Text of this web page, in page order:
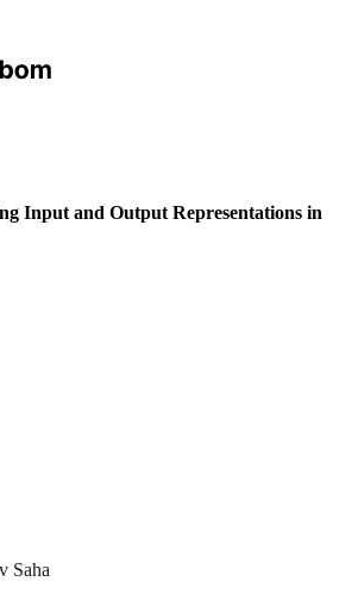
Input and Output Representations in
Saha